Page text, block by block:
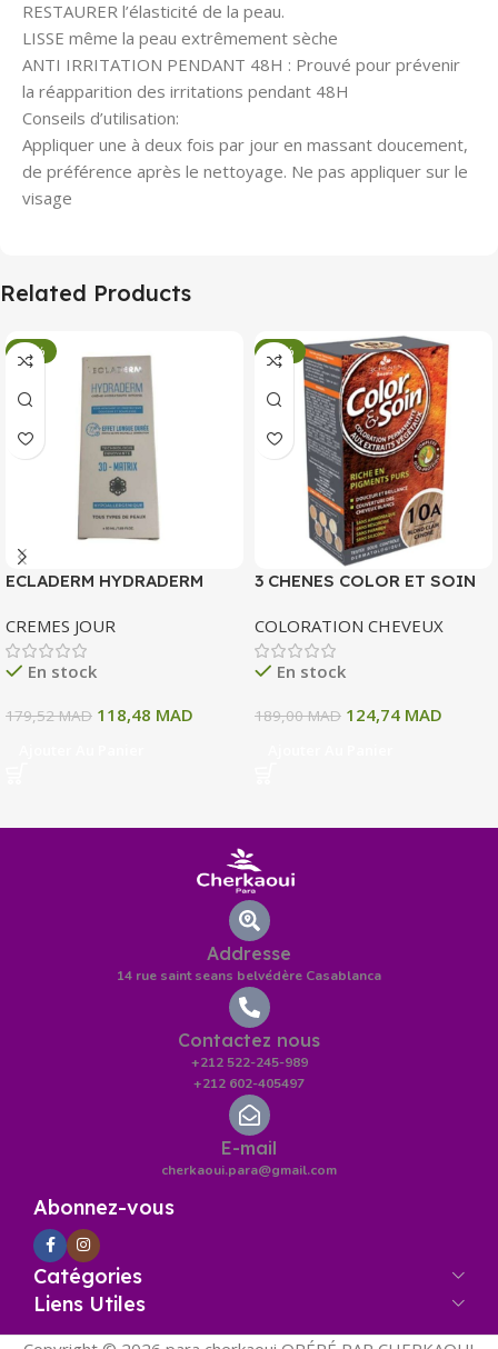
RESTAURER l’élasticité de la peau.
LISSE même la peau extrêmement sèche
ANTI IRRITATION PENDANT 48H : Prouvé pour prévenir
la réapparition des irritations pendant 48H
Conseils d’utilisation:
Appliquer une à deux fois par jour en massant doucement,
de préférence après le nettoyage. Ne pas appliquer sur le
visage
Related Products
-34%
ECLADERM HYDRADERM
INTENSE 72H 50 ML
CREMES JOUR
En stock
179,52MAD 118,48 MAD
-34%
3 CHENES COLOR ET SOIN
10 A BLOND CLAIR CENDRE
135 ML
COLORATION CHEVEUX
En stock
189,00MAD 124,74 MAD
Addresse
14 rue saint seans belvédère Casablanca
Contactez nous
+212 522-245-989
+212 602-405497
E-mail
cherkaoui.para@gmail.com
Abonnez-vous
Catégories
Liens Utiles